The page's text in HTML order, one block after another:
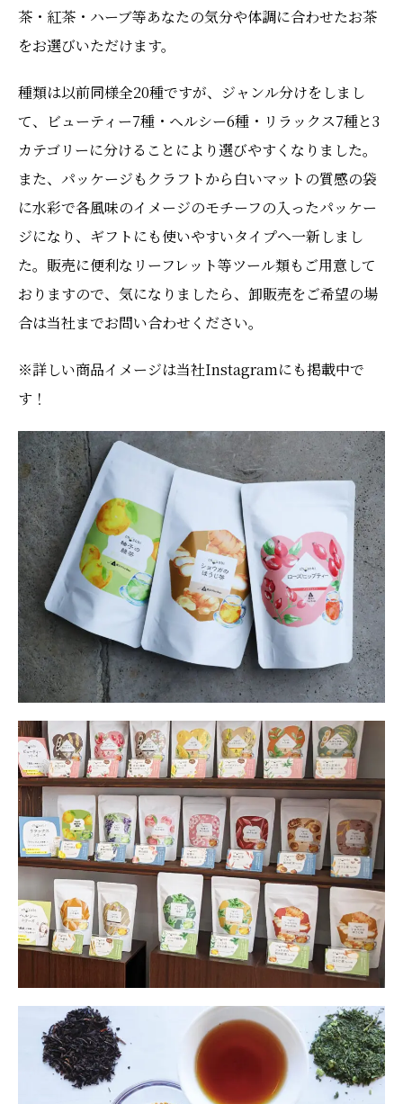
茶・紅茶・ハーブ等あなたの気分や体調に合わせたお茶
をお選びいただけます。
種類は以前同様全20種ですが、ジャンル分けをしまし
て、ビューティー7種・ヘルシー6種・リラックス7種と3
カテゴリーに分けることにより選びやすくなりました。
また、パッケージもクラフトから白いマットの質感の袋
に水彩で各風味のイメージのモチーフの入ったパッケー
ジになり、ギフトにも使いやすいタイプへ一新しまし
た。販売に便利なリーフレット等ツール類もご用意して
おりますので、気になりましたら、卸販売をご希望の場
合は当社までお問い合わせください。
※詳しい商品イメージは当社Instagramにも掲載中で
す！